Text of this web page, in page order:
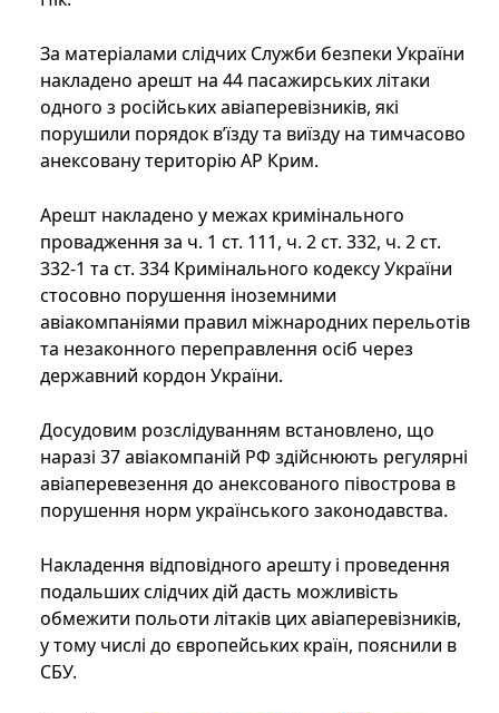
За матеріалами слідчих Служби безпеки України
накладено арешт на 44 пасажирських літаки
одного з російських авіаперевізників, які
порушили порядок в’їзду та виїзду на тимчасово
анексовану територію АР Крим.
Арешт накладено у межах кримінального
провадження за ч. 1 ст. 111, ч. 2 ст. 332, ч. 2 ст.
332-1 та ст. 334 Кримінального кодексу України
стосовно порушення іноземними
авіакомпаніями правил міжнародних перельотів
та незаконного переправлення осіб через
державний кордон України.
Досудовим розслідуванням встановлено, що
наразі 37 авіакомпаній РФ здійснюють регулярні
авіаперевезення до анексованого півострова в
порушення норм українського законодавства.
Накладення відповідного арешту і проведення
подальших слідчих дій дасть можливість
обмежити польоти літаків цих авіаперевізників,
у тому числі до європейських країн, пояснили в
СБУ.